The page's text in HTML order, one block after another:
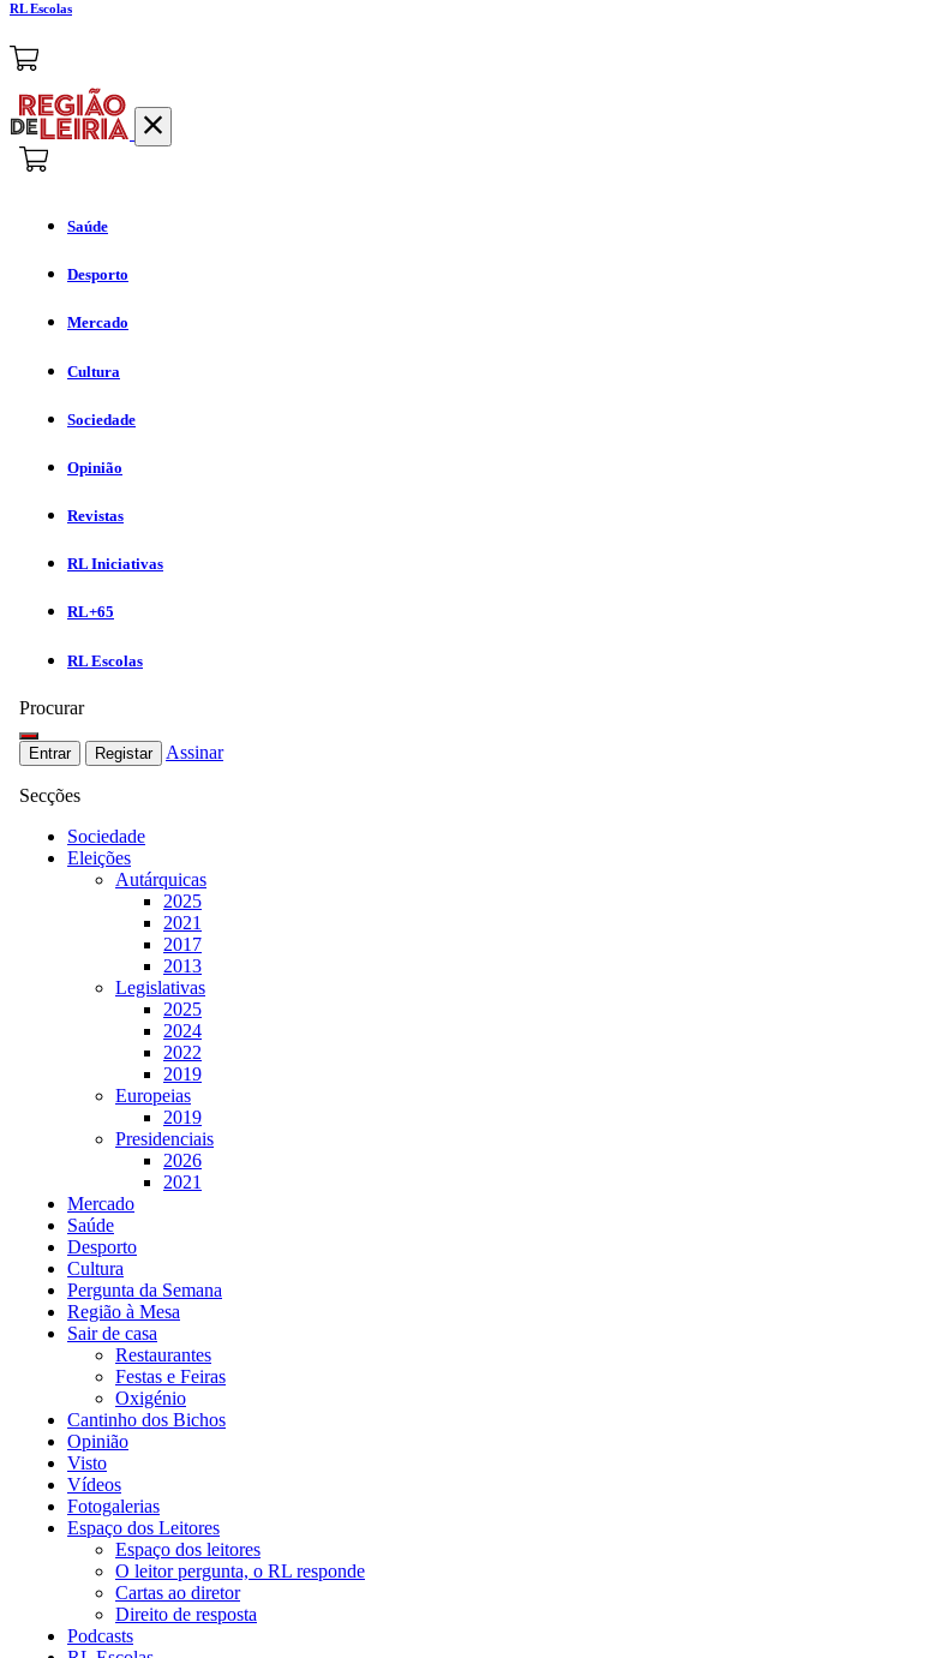
RL Escolas
Saúde
Desporto
Mercado
Cultura
Sociedade
Opinião
Revistas
RL Iniciativas
RL+65
RL Escolas
Procurar
Entrar Registar Assinar
Secções
Sociedade
Eleições
Autárquicas
2025
2021
2017
2013
Legislativas
2025
2024
2022
2019
Europeias
2019
Presidenciais
2026
2021
Mercado
Saúde
Desporto
Cultura
Pergunta da Semana
Região à Mesa
Sair de casa
Restaurantes
Festas e Feiras
Oxigénio
Cantinho dos Bichos
Opinião
Visto
Vídeos
Fotogalerias
Espaço dos Leitores
Espaço dos leitores
O leitor pergunta, o RL responde
Cartas ao diretor
Direito de resposta
Podcasts